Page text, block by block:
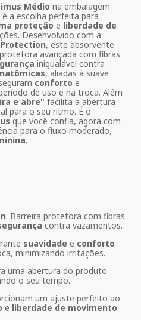
Médio na embalagem
é a escolha perfeita para
proteção e liberdade de
Desenvolvido com a
, este absorvente
avançada com fibras
inigualável contra
, aliadas à suave
conforto e
de uso e na troca. Além
e abre" facilita a abertura
para o seu ritmo. É o
que você confia, agora com
para o fluxo moderado,
.
: Barreira protetora com fibras
contra vazamentos.
suavidade e conforto
minimizando irritações.
uma abertura do produto
o seu tempo.
um ajuste perfeito ao
e liberdade de movimento.